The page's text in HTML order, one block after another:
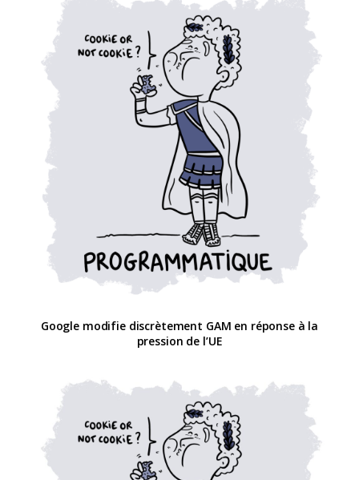
Google modifie discrètement GAM en réponse à la
pression de l’UE